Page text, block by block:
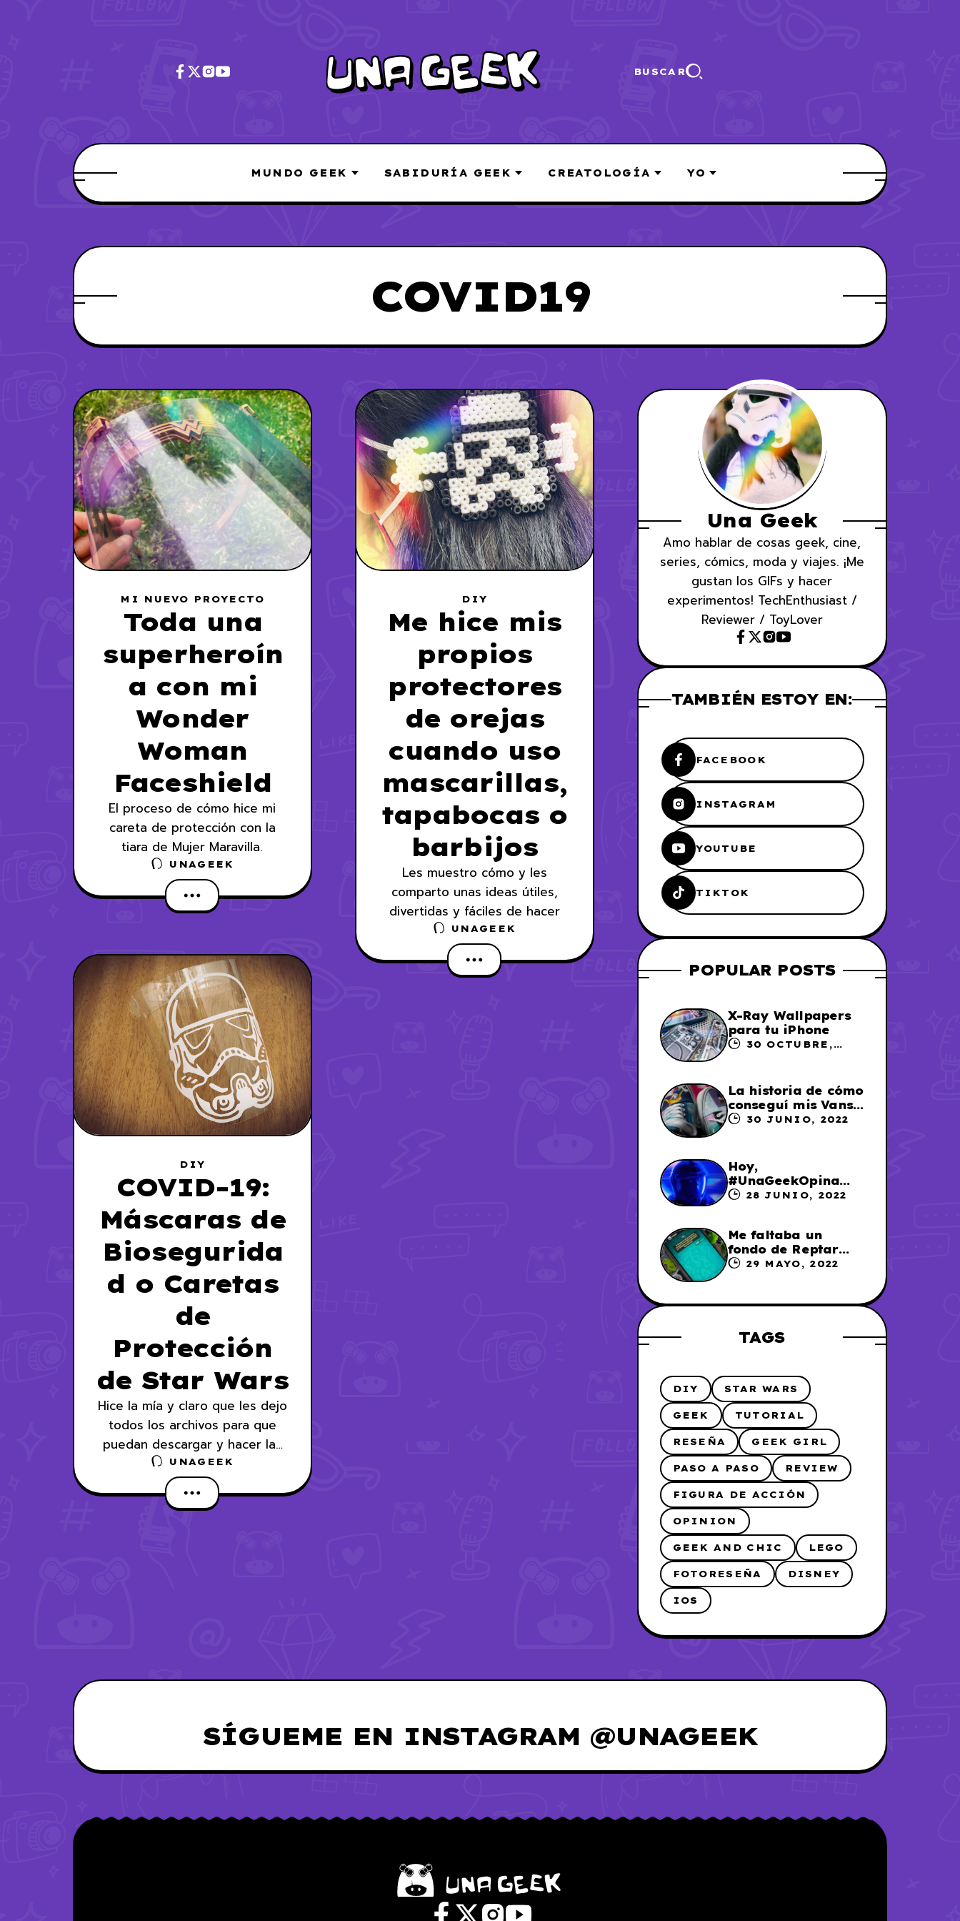
BUSCAR
MUNDO GEEK SABIDURÍA GEEK CREATOLOGÍA YO
COVID19
MI NUEVO PROYECTO
Toda una
superheroín
a con mi
Wonder
Woman
Faceshield
El proceso de cómo hice mi
careta de protección con la
tiara de Mujer Maravilla.
UNAGEEK
DIY
Me hice mis
propios
protectores
de orejas
cuando uso
mascarillas,
tapabocas o
barbijos
Les muestro cómo y les
comparto unas ideas útiles,
divertidas y fáciles de hacer
UNAGEEK
DIY
COVID-19:
Máscaras de
Biosegurida
d o Caretas
de
Protección
de Star Wars
Hice la mía y claro que les dejo
todos los archivos para que
puedan descargar y hacer las
suyas.
UNAGEEK
Una Geek
Amo hablar de cosas geek, cine,
series, cómics, moda y viajes. ¡Me
gustan los GIFs y hacer
experimentos! TechEnthusiast /
Reviewer / ToyLover
TAMBIÉN ESTOY EN:
FACEBOOK
INSTAGRAM
YOUTUBE
TIKTOK
POPULAR POSTS
X-Ray Wallpapers
para tu iPhone
30 OCTUBRE,
La historia de cómo
conseguí mis Vans
X Sailor Moon
30 JUNIO, 2022
Hoy,
#UnaGeekOpina
sobre «Lightyear»
28 JUNIO, 2022
Me faltaba un
fondo de Reptar
para los chats en
29 MAYO, 2022
TAGS
DIY STAR WARS
GEEK TUTORIAL
RESEÑA GEEK GIRL
PASO A PASO REVIEW
FIGURA DE ACCIÓN
OPINION
GEEK AND CHIC LEGO
FOTORESEÑA DISNEY
IOS
SÍGUEME EN INSTAGRAM @UNAGEEK